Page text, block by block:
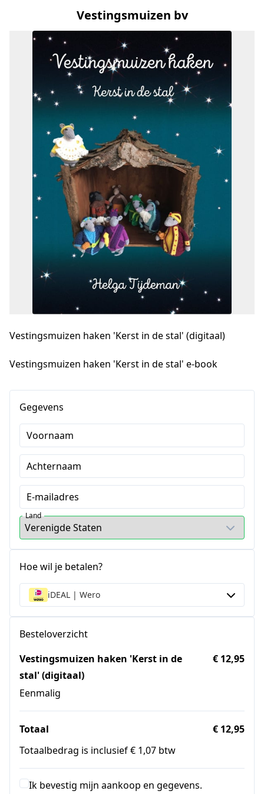
Vestingsmuizen bv
Vestingsmuizen haken 'Kerst in de stal' (digitaal)
Vestingsmuizen haken 'Kerst in de stal' e-book
Gegevens
Voornaam
Achternaam
E-mailadres
Land
Hoe wil je betalen?
iDEAL | Wero
Besteloverzicht
Vestingsmuizen haken 'Kerst in de
stal' (digitaal)
Eenmalig
€ 12,95
Totaal
€ 12,95
Totaalbedrag is inclusief € 1,07 btw
Ik bevestig mijn aankoop en gegevens.